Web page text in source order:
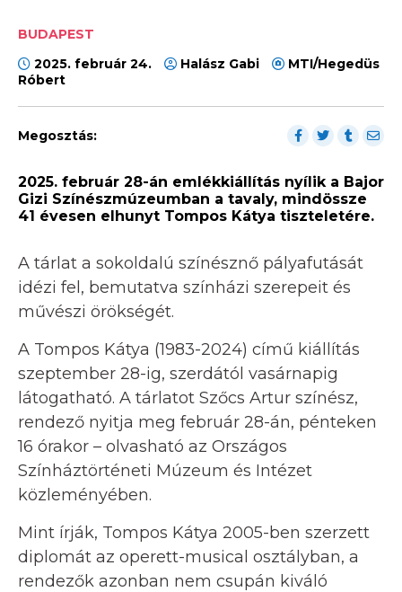
BUDAPEST
2025. február 24.
Halász Gabi
MTI/Hegedüs
Róbert
Megosztás:
2025. február 28-án emlékkiállítás nyílik a Bajor
Gizi Színészmúzeumban a tavaly, mindössze
41 évesen elhunyt Tompos Kátya tiszteletére.
A tárlat a sokoldalú színésznő pályafutását
idézi fel, bemutatva színházi szerepeit és
művészi örökségét.
A Tompos Kátya (1983-2024) című kiállítás
szeptember 28-ig, szerdától vasárnapig
látogatható. A tárlatot Szőcs Artur színész,
rendező nyitja meg február 28-án, pénteken
16 órakor – olvasható az Országos
Színháztörténeti Múzeum és Intézet
közleményében.
Mint írják, Tompos Kátya 2005-ben szerzett
diplomát az operett-musical osztályban, a
rendezők azonban nem csupán kiváló